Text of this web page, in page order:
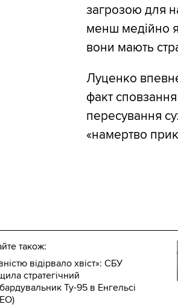
загрозою для
менш медійно
вони мають
Луценко
факт
пересування
«намертво
також:
відірвало хвіст»: СБУ
стратегічний
Ту-95 в Енгельсі